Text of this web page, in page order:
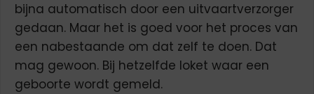
bijna automatisch door een uitvaartverzorger
gedaan. Maar het is goed voor het proces van
een nabestaande om dat zelf te doen. Dat
mag gewoon. Bij hetzelfde loket waar een
geboorte wordt gemeld.